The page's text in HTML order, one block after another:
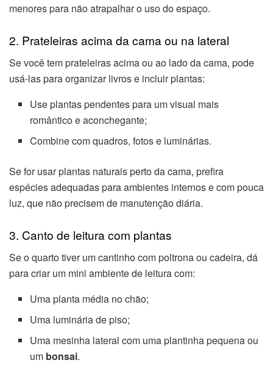
menores para não atrapalhar o uso do espaço.
2. Prateleiras acima da cama ou na lateral
Se você tem prateleiras acima ou ao lado da cama, pode
usá-las para organizar livros e incluir plantas:
Use plantas pendentes para um visual mais
romântico e aconchegante;
Combine com quadros, fotos e luminárias.
Se for usar plantas naturais perto da cama, prefira
espécies adequadas para ambientes internos e com pouca
luz, que não precisem de manutenção diária.
3. Canto de leitura com plantas
Se o quarto tiver um cantinho com poltrona ou cadeira, dá
para criar um mini ambiente de leitura com:
Uma planta média no chão;
Uma luminária de piso;
Uma mesinha lateral com uma plantinha pequena ou
um bonsai.